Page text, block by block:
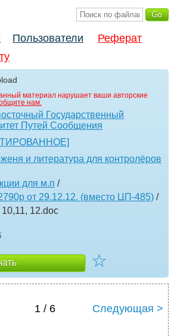
Пользователи
Реферат
материал нарушает ваши авторские
нам.
Государственный
Путей Сообщения
и литература для контролёров
для м.п /
от 29.12.12. (вместо ЦП-485) /
12.doc
☆
1 / 6 Следующая >